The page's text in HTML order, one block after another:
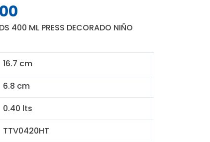
El
precio
es:
S/ 276.00.
400 ML PRESS DECORADO NIÑO
16.7 cm
6.8 cm
0.40 lts
TTV0420HT